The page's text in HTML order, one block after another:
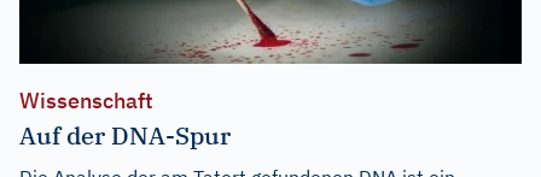
Wissenschaft
Auf der DNA-Spur